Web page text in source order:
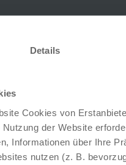
Details
Cookies von
der Website
Informationen über Ihre
nutzen (z. B.
der Stadt, nur